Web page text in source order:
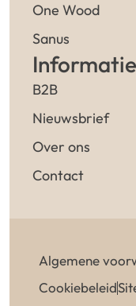
One Wood
Sanus
Informatie
B2B
Nieuwsbrief
Over ons
Contact
Algemene
Cookiebeleid